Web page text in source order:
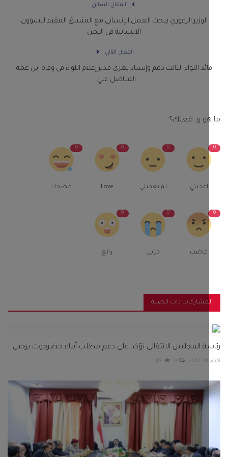
المقال السابق
الوزير الزعوري يبحث العمل الإنساني مع المنسق المقيم للشؤون
الانسانية في اليمن
المقال التالي
اللواء الثالث دعم وإسناد يعزي مدير إعلام اللواء في وفاة ابن عمه
المناضل علي...
رد فعلك؟
لم يعجبنى مضحك
ذات الصلة
المجلس الانتقالي تؤكد على دعم مطلب أبناء حضرموت برحيل...
0
87